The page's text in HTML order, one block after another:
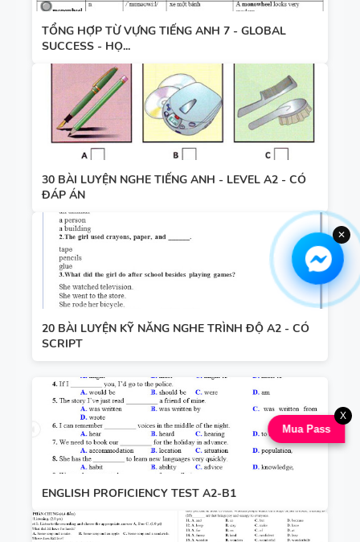
TỔNG HỢP TỪ VỰNG TIẾNG ANH 7 - GLOBAL
SUCCESS - HỌ...
30 BÀI LUYỆN NGHE TIẾNG ANH - LEVEL A2 - CÓ
ĐÁP ÁN
20 BÀI LUYỆN KỸ NĂNG NGHE TRÌNH ĐỘ A2 - CÓ
SCRIPT
ENGLISH PROFICIENCY TEST A2-B1
Mua Pass
X
✕